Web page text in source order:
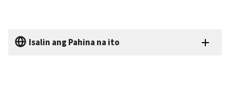
Isalin ang Pahina na ito